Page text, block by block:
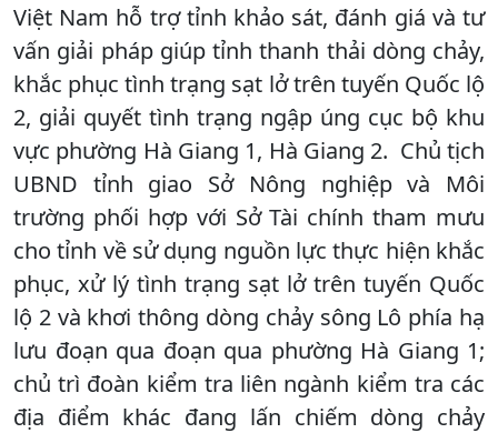
Việt Nam hỗ trợ tỉnh khảo sát, đánh giá và tư
vấn giải pháp giúp tỉnh thanh thải dòng chảy,
khắc phục tình trạng sạt lở trên tuyến Quốc lộ
2, giải quyết tình trạng ngập úng cục bộ khu
vực phường Hà Giang 1, Hà Giang 2. Chủ tịch
UBND tỉnh giao Sở Nông nghiệp và Môi
trường phối hợp với Sở Tài chính tham mưu
cho tỉnh về sử dụng nguồn lực thực hiện khắc
phục, xử lý tình trạng sạt lở trên tuyến Quốc
lộ 2 và khơi thông dòng chảy sông Lô phía hạ
lưu đoạn qua đoạn qua phường Hà Giang 1;
chủ trì đoàn kiểm tra liên ngành kiểm tra các
địa điểm khác đang lấn chiếm dòng chảy